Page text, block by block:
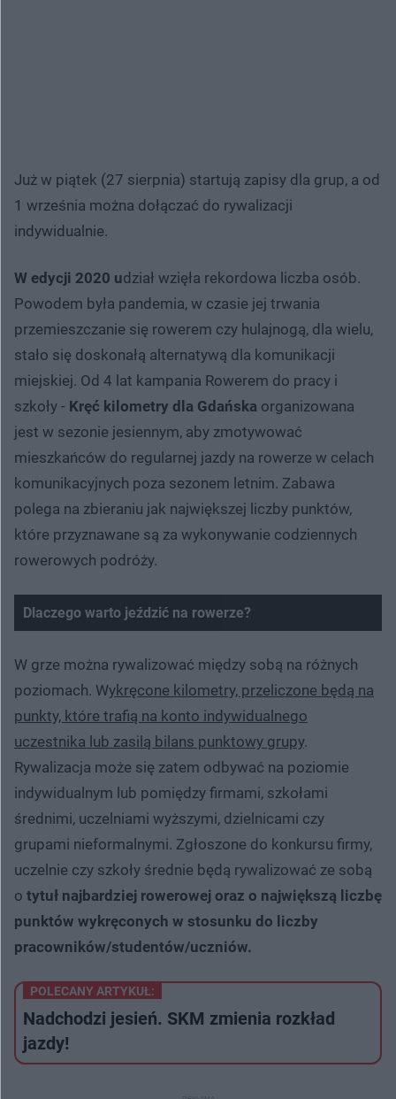
Już w piątek (27 sierpnia) startują zapisy dla grup, a od
1 września można dołączać do rywalizacji
indywidualnie.
W edycji 2020 udział wzięła rekordowa liczba osób.
Powodem była pandemia, w czasie jej trwania
przemieszczanie się rowerem czy hulajnogą, dla wielu,
stało się doskonałą alternatywą dla komunikacji
miejskiej. Od 4 lat kampania Rowerem do pracy i
szkoły - Kręć kilometry dla Gdańska organizowana
jest w sezonie jesiennym, aby zmotywować
mieszkańców do regularnej jazdy na rowerze w celach
komunikacyjnych poza sezonem letnim. Zabawa
polega na zbieraniu jak największej liczby punktów,
które przyznawane są za wykonywanie codziennych
rowerowych podróży.
Dlaczego warto jeździć na rowerze?
W grze można rywalizować między sobą na różnych
poziomach. Wykręcone kilometry, przeliczone będą na
punkty, które trafią na konto indywidualnego
uczestnika lub zasilą bilans punktowy grupy.
Rywalizacja może się zatem odbywać na poziomie
indywidualnym lub pomiędzy firmami, szkołami
średnimi, uczelniami wyższymi, dzielnicami czy
grupami nieformalnymi. Zgłoszone do konkursu firmy,
uczelnie czy szkoły średnie będą rywalizować ze sobą
o tytuł najbardziej rowerowej oraz o największą liczbę
punktów wykręconych w stosunku do liczby
pracowników/studentów/uczniów.
POLECANY ARTYKUŁ:
Nadchodzi jesień. SKM zmienia rozkład
jazdy!